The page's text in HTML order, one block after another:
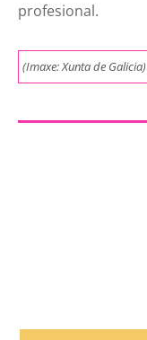
profesional.
(Imaxe: Xunta de Galicia)